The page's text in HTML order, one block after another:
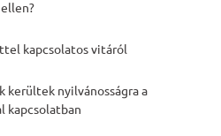
kapcsolatos vitáról
kerültek nyilvánosságra a
kapcsolatban